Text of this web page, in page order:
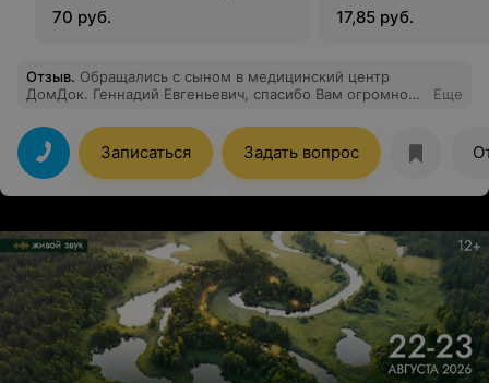
70 руб.
17,85 руб.
Отзыв. Обращались с сыном в медицинский центр
ДомДок. Геннадий Евгеньевич, спасибо Вам огромное
специалист и замечательный человек.
Еще
Записаться Задать вопрос